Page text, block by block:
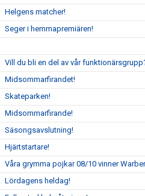
Helgens matcher!
Seger i hemmapremiären!
Vill du bli en del av vår
Midsommarfirandet!
Skateparken!
Midsommarfirande!
Säsongsavslutning!
Hjärtstartare!
Våra grymma pojkar 08/10 vinner
Lördagens heldag!